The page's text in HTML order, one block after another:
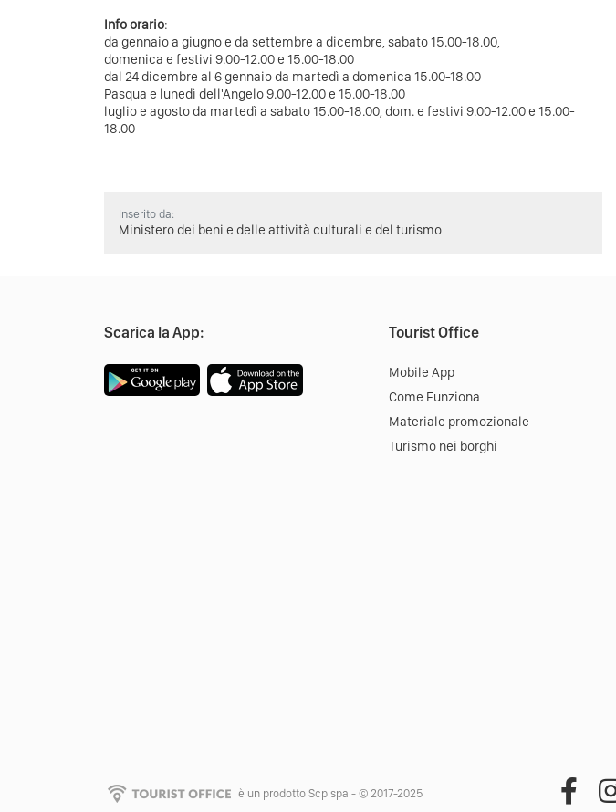
Info orario:
da gennaio a giugno e da settembre a dicembre, sabato 15.00-18.00,
domenica e festivi 9.00-12.00 e 15.00-18.00
dal 24 dicembre al 6 gennaio da martedì a domenica 15.00-18.00
Pasqua e lunedì dell'Angelo 9.00-12.00 e 15.00-18.00
luglio e agosto da martedì a sabato 15.00-18.00, dom. e festivi 9.00-12.00 e 15.00-
18.00
Inserito da:
Ministero dei beni e delle attività culturali e del turismo
Scarica la App: Tourist Office
Mobile App
Come Funziona
Materiale promozionale
Turismo nei borghi
è un prodotto Scp spa - © 2017-2025